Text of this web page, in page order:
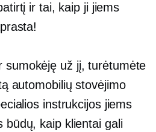
ir tai, kaip ji jiems
sumokėję už jį, turėtumėte
automobilių stovėjimo
instrukcijos jiems
būdų, kaip klientai gali